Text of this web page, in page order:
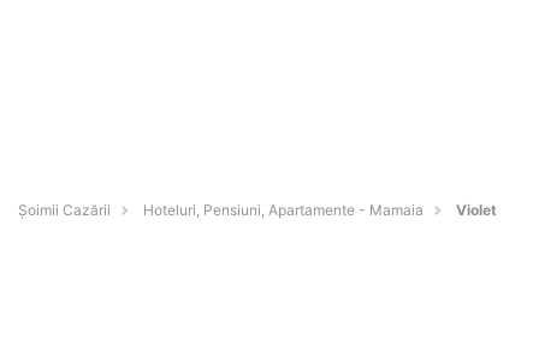
Șoimii Cazării Hoteluri, Pensiuni, Apartamente - Mamaia Violet